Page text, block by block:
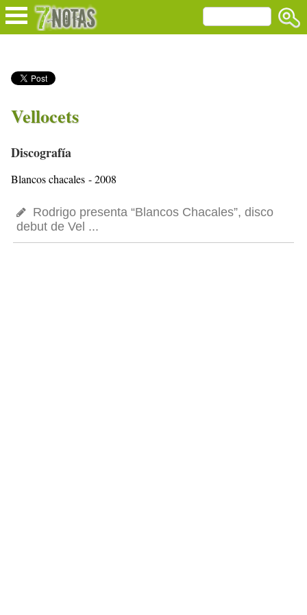
Vellocets
Discografía
Blancos chacales - 2008
Rodrigo presenta “Blancos Chacales”, disco
debut de Vel ...